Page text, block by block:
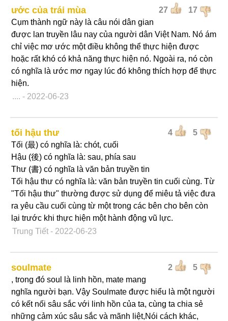
27 17
ước của trái mùa
Cụm thành ngữ này là câu nói dân gian
được lan truyền lâu nay của người dân Việt Nam. Nó ám
chỉ việc mơ ước một điều không thể thực hiện được
hoặc rất khó có khả năng thực hiện nó. Ngoài ra, nó còn
có nghĩa là ước mơ ngay lúc đó không thích hợp để thực
hiện.
.... - 2022-06-23
4 5
tối hậu thư
Tối (最) có nghĩa là: chót, cuối
Hậu (後) có nghĩa là: sau, phía sau
Thư (書) có nghĩa là văn bản truyền tin
Tối hậu thư có nghĩa là: văn bản truyền tin cuối cùng. Từ
"Tối hậu thư" thường được sử dụng để miêu tả việc đưa
ra yêu cầu cuối cùng từ một trong các bên cho bên còn
lại trước khi thực hiện một hành động vũ lực.
Trung Tiết - 2022-06-23
2 5
soulmate
, trong đó soul là linh hồn, mate mang
nghĩa người bạn. Vậy Soulmate được hiểu là một người
có kết nối sâu sắc với linh hồn của ta, cùng ta chia sẻ
những cảm xúc sâu sắc và mãnh liệt,Nói cách khác,